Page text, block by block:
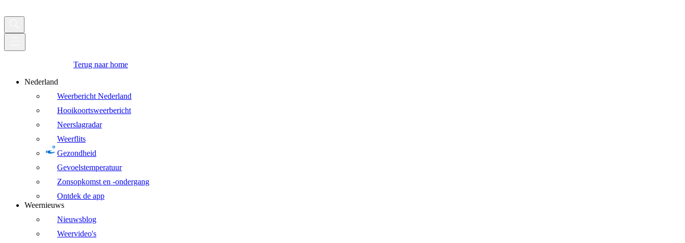
Terug naar home
Nederland
Weerbericht Nederland
Hooikoortsweerbericht
Neerslagradar
Weerflits
Gezondheid
Gevoelstemperatuur
Zonsopkomst en -ondergang
Ontdek de app
Weernieuws
Nieuwsblog
Weervideo's